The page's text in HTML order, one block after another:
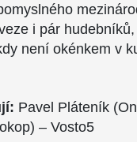
i pár
není okénkem v
Pavel Pláteník
– Vosto5